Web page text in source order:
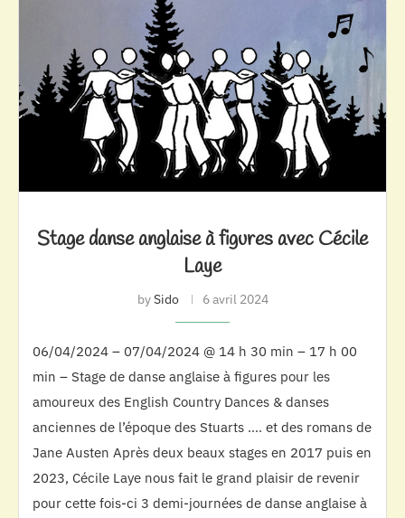
Stage danse anglaise à figures avec Cécile
Laye
bySido 6 avril 2024
06/04/2024 – 07/04/2024 @ 14 h 30 min – 17 h 00
min – Stage de danse anglaise à figures pour les
amoureux des English Country Dances & danses
anciennes de l’époque des Stuarts …. et des romans de
Jane Austen Après deux beaux stages en 2017 puis en
2023, Cécile Laye nous fait le grand plaisir de revenir
pour cette fois-ci 3 demi-journées de danse anglaise à